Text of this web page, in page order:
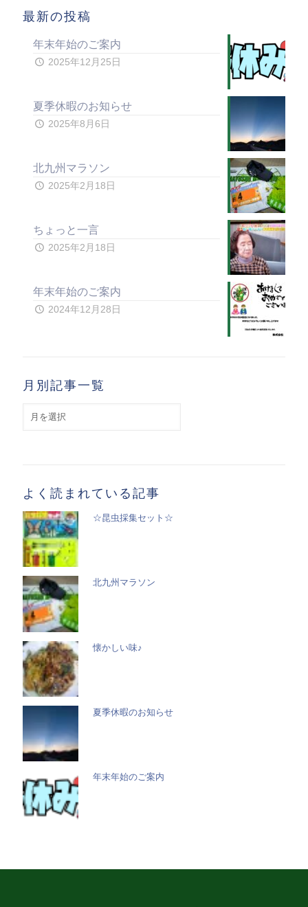
最新の投稿
年末年始のご案内
2025年12月25日
夏季休暇のお知らせ
2025年8月6日
北九州マラソン
2025年2月18日
ちょっと一言
2025年2月18日
年末年始のご案内
2024年12月28日
月別記事一覧
よく読まれている記事
☆昆虫採集セット☆
北九州マラソン
懐かしい味♪
夏季休暇のお知らせ
年末年始のご案内